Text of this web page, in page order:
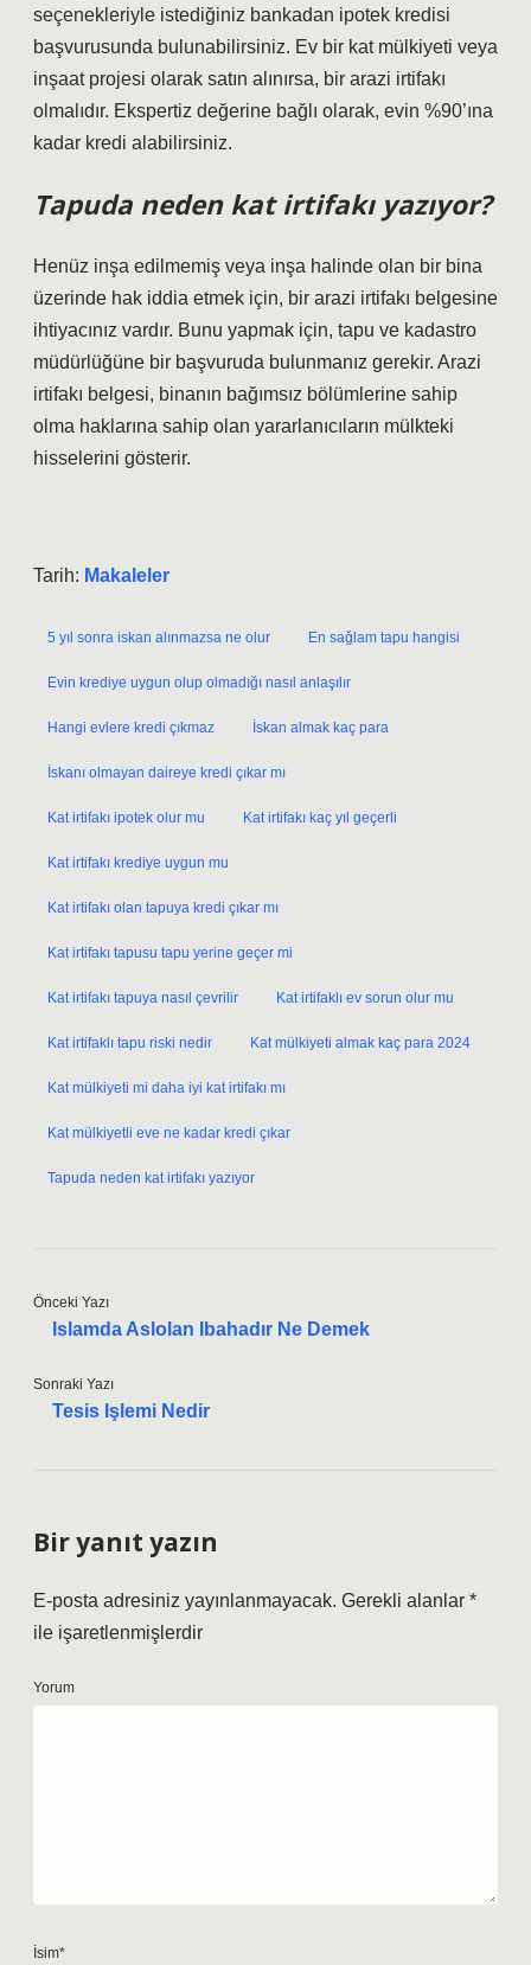
seçenekleriyle istediğiniz bankadan ipotek kredisi
başvurusunda bulunabilirsiniz. Ev bir kat mülkiyeti veya
inşaat projesi olarak satın alınırsa, bir arazi irtifakı
olmalıdır. Ekspertiz değerine bağlı olarak, evin %90’ına
kadar kredi alabilirsiniz.
Tapuda neden kat irtifakı yazıyor?
Henüz inşa edilmemiş veya inşa halinde olan bir bina
üzerinde hak iddia etmek için, bir arazi irtifakı belgesine
ihtiyacınız vardır. Bunu yapmak için, tapu ve kadastro
müdürlüğüne bir başvuruda bulunmanız gerekir. Arazi
irtifakı belgesi, binanın bağımsız bölümlerine sahip
olma haklarına sahip olan yararlanıcıların mülkteki
hisselerini gösterir.
Tarih: Makaleler
5 yıl sonra iskan alınmazsa ne olur En sağlam tapu hangisi
Evin krediye uygun olup olmadığı nasıl anlaşılır
Hangi evlere kredi çıkmaz İskan almak kaç para
İskanı olmayan daireye kredi çıkar mı
Kat irtifakı ipotek olur mu Kat irtifakı kaç yıl geçerli
Kat irtifakı krediye uygun mu
Kat irtifakı olan tapuya kredi çıkar mı
Kat irtifakı tapusu tapu yerine geçer mi
Kat irtifakı tapuya nasıl çevrilir Kat irtifaklı ev sorun olur mu
Kat irtifaklı tapu riski nedir Kat mülkiyeti almak kaç para 2024
Kat mülkiyeti mi daha iyi kat irtifakı mı
Kat mülkiyetli eve ne kadar kredi çıkar
Tapuda neden kat irtifakı yazıyor
Önceki Yazı
Islamda Aslolan Ibahadır Ne Demek
Sonraki Yazı
Tesis Işlemi Nedir
Bir yanıt yazın
E-posta adresiniz yayınlanmayacak. Gerekli alanlar *
ile işaretlenmişlerdir
Yorum
İsim*